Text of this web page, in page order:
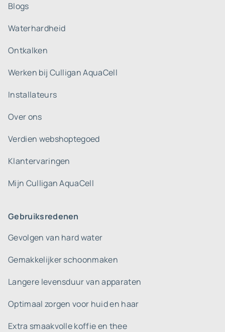
Blogs
Waterhardheid
Ontkalken
Werken bij Culligan AquaCell
Installateurs
Over ons
Verdien webshoptegoed
Klantervaringen
Mijn Culligan AquaCell
Gebruiksredenen
Gevolgen van hard water
Gemakkelijker schoonmaken
Langere levensduur van apparaten
Optimaal zorgen voor huid en haar
Extra smaakvolle koffie en thee